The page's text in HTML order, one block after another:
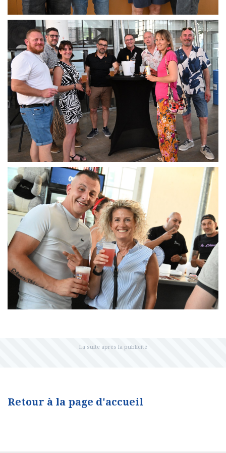
Retour à la page d'accueil